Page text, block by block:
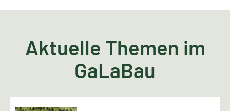
Aktuelle Themen im
GaLaBau